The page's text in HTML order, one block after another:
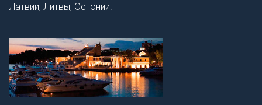
Латвии, Литвы, Эстонии.